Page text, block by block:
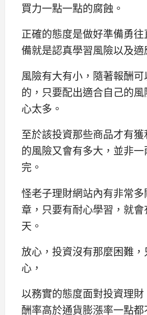
買力一點一點的腐蝕。
正確的態度是做好準備勇
備就是認真學習風險以及適
風險有大有小，隨著報酬
的，只要配出適合自己的
心太多。
至於該投資那些商品才有
的風險又會有多大，並非
完。
怪老子理財網站內有非常
章，只要有耐心學習，就
天。
放心，投資沒有那麼困難
心，
以務實的態度面對投資理
酬率高於通貨膨漲率一點都